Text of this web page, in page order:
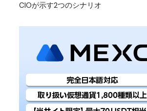
CIOが示す2つのシナリオ